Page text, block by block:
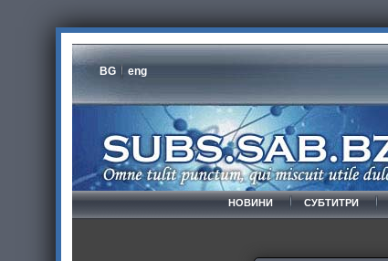
BG eng
НОВИНИ СУБТИТРИ